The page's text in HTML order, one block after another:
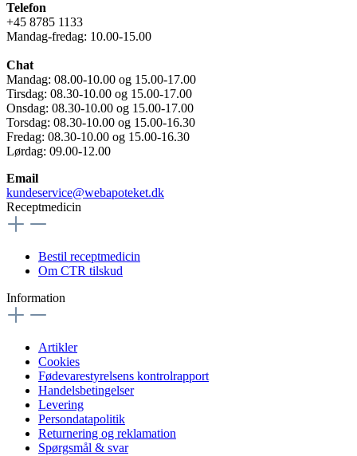
Telefon
+45 8785 1133
Mandag-fredag: 10.00-15.00
Chat
Mandag: 08.00-10.00 og 15.00-17.00
Tirsdag: 08.30-10.00 og 15.00-17.00
Onsdag: 08.30-10.00 og 15.00-17.00
Torsdag: 08.30-10.00 og 15.00-16.30
Fredag: 08.30-10.00 og 15.00-16.30
Lørdag: 09.00-12.00
Email
kundeservice@webapoteket.dk
Receptmedicin
Bestil receptmedicin
Om CTR tilskud
Information
Artikler
Cookies
Fødevarestyrelsens kontrolrapport
Handelsbetingelser
Levering
Persondatapolitik
Returnering og reklamation
Spørgsmål & svar